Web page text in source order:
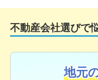
不動産会社選びで
地元